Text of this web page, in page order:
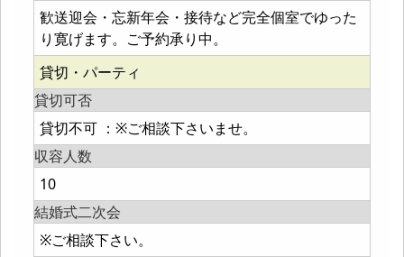
歓送迎会・忘新年会・接待など完全個室でゆった
り寛げます。ご予約承り中。
貸切・パーティ
貸切可否
貸切不可 ：※ご相談下さいませ。
収容人数
10
結婚式二次会
※ご相談下さい。